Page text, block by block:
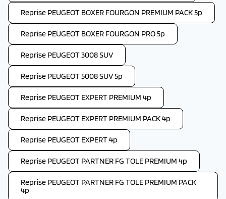
Reprise PEUGEOT BOXER FOURGON PREMIUM PACK 5p
Reprise PEUGEOT BOXER FOURGON PRO 5p
Reprise PEUGEOT 3008 SUV
Reprise PEUGEOT 5008 SUV 5p
Reprise PEUGEOT EXPERT PREMIUM 4p
Reprise PEUGEOT EXPERT PREMIUM PACK 4p
Reprise PEUGEOT EXPERT 4p
Reprise PEUGEOT PARTNER FG TOLE PREMIUM 4p
Reprise PEUGEOT PARTNER FG TOLE PREMIUM PACK
4p